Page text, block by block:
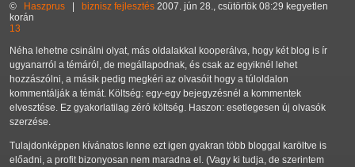
© Haszprus biznisz fejlesztés 2007. jún 28., csütörtök 08:29 kegyetlen
korán
13
Néha lehetne csinálni olyat, más oldalakkal kooperálva, hogy két blog is ír
ugyanarról a témáról, de megállapodnak, és csak az egyiknél lehet
hozzászólni, a másik pedig megkéri az olvasóit hogy a túloldalon
kommentálják a témát. Költség: egy-egy bejegyzésnél a kommentek
elvesztése. Ez gyakorlatilag zéró költség. Haszon: esetlegesen új olvasók
szerzése.
Tulajdonképpen kívánatos lenne ezt igen gyakran több bloggal karöltve is
előadni, a profit bizonyosan nem maradna el. (Vagy ki tudja, de szerintem